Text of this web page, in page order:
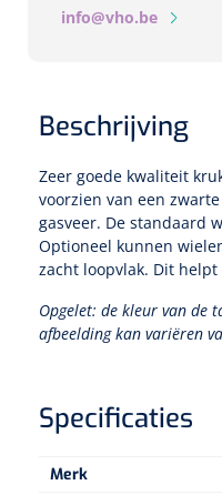
Optotypeschermen
info@vho.be
Beschrijving
Zeer goede kwaliteit
voorzien van een
gasveer. De standaard
Optioneel kunnen
zacht loopvlak. Dit
Opgelet: de kleur van de
afbeelding kan variëren
Specificaties
Merk